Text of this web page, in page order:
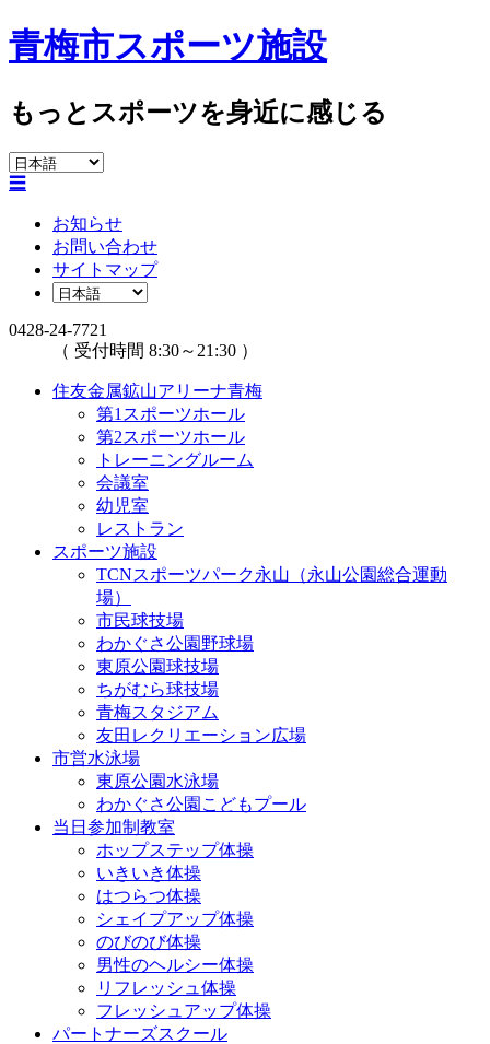
青梅市スポーツ施設
もっとスポーツを身近に感じる
☰
お知らせ
お問い合わせ
サイトマップ
0428-24-7721
（ 受付時間 8:30～21:30 ）
住友金属鉱山アリーナ青梅
第1スポーツホール
第2スポーツホール
トレーニングルーム
会議室
幼児室
レストラン
スポーツ施設
TCNスポーツパーク永山（永山公園総合運動
場）
市民球技場
わかぐさ公園野球場
東原公園球技場
ちがむら球技場
青梅スタジアム
友田レクリエーション広場
市営水泳場
東原公園水泳場
わかぐさ公園こどもプール
当日参加制教室
ホップステップ体操
いきいき体操
はつらつ体操
シェイプアップ体操
のびのび体操
男性のヘルシー体操
リフレッシュ体操
フレッシュアップ体操
パートナーズスクール